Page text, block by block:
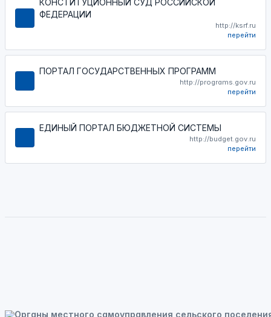
КОНСТИТУЦИОННЫЙ СУД РОССИЙСКОЙ
ФЕДЕРАЦИИ
http://ksrf.ru
перейти
ПОРТАЛ ГОСУДАРСТВЕННЫХ ПРОГРАММ
http://programs.gov.ru
перейти
ЕДИНЫЙ ПОРТАЛ БЮДЖЕТНОЙ СИСТЕМЫ
http://budget.gov.ru
перейти